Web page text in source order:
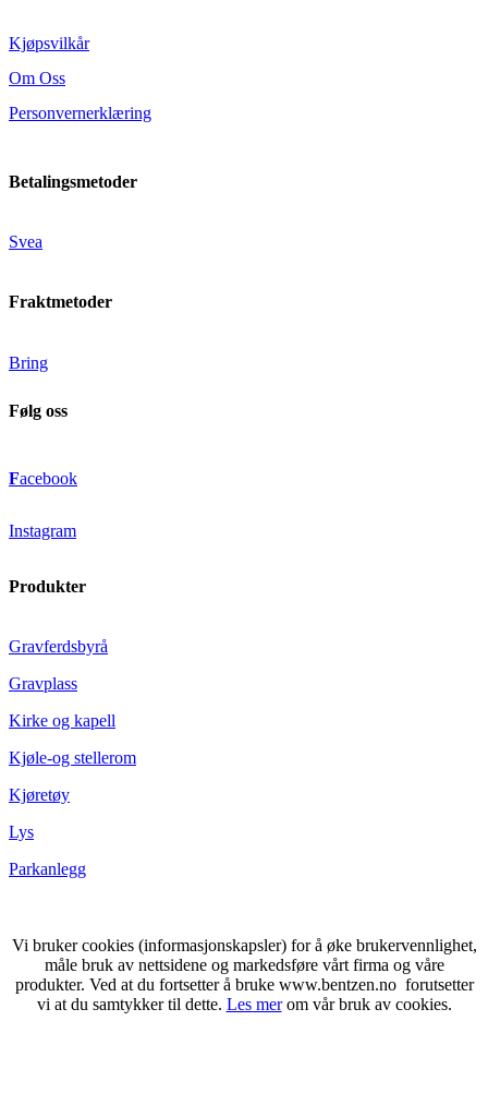
Kjøpsvilkår
Om Oss
Personvernerklæring
Betalingsmetoder
Svea
Fraktmetoder
Bring
Følg oss
Facebook
Instagram
Produkter
Gravferdsbyrå
Gravplass
Kirke og kapell
Kjøle-og stellerom
Kjøretøy
Lys
Parkanlegg
Vi bruker cookies (informasjonskapsler) for å øke brukervennlighet,
måle bruk av nettsidene og markedsføre vårt firma og våre
produkter. Ved at du fortsetter å bruke www.bentzen.no forutsetter
vi at du samtykker til dette. Les merom vår bruk av cookies.